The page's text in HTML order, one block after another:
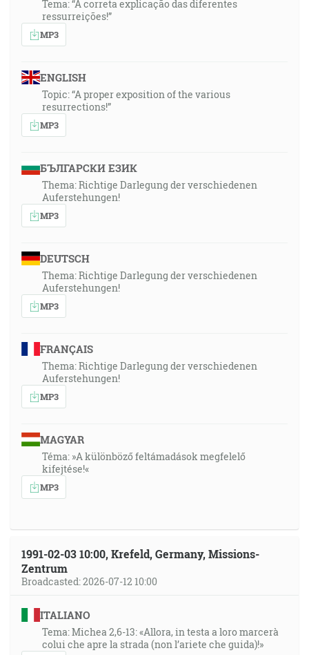
Tema: “A correta explicação das diferentes
ressurreições!”
MP3
ENGLISH
Topic: “A proper exposition of the various
resurrections!”
MP3
БЪЛГАРСКИ ЕЗИК
Thema: Richtige Darlegung der verschiedenen
Auferstehungen!
MP3
DEUTSCH
Thema: Richtige Darlegung der verschiedenen
Auferstehungen!
MP3
FRANÇAIS
Thema: Richtige Darlegung der verschiedenen
Auferstehungen!
MP3
MAGYAR
Téma: »A különböző feltámadások megfelelő
kifejtése!«
MP3
1991-02-03 10:00, Krefeld, Germany, Missions-
Zentrum
Broadcasted: 2026-07-12 10:00
ITALIANO
Tema: Michea 2,6-13: «Allora, in testa a loro marcerà
colui che apre la strada (non l’ariete che guida)!»